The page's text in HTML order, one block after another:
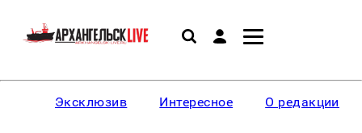
Эксклюзив Интересное О редакции